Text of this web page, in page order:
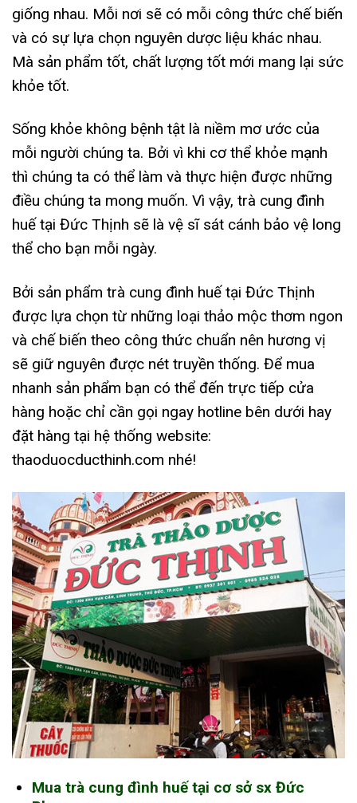
giống nhau. Mỗi nơi sẽ có mỗi công thức chế biến
và có sự lựa chọn nguyên dược liệu khác nhau.
Mà sản phẩm tốt, chất lượng tốt mới mang lại sức
khỏe tốt.
Sống khỏe không bệnh tật là niềm mơ ước của
mỗi người chúng ta. Bởi vì khi cơ thể khỏe mạnh
thì chúng ta có thể làm và thực hiện được những
điều chúng ta mong muốn. Vì vậy, trà cung đình
huế tại Đức Thịnh sẽ là vệ sĩ sát cánh bảo vệ long
thể cho bạn mỗi ngày.
Bởi sản phẩm trà cung đình huế tại Đức Thịnh
được lựa chọn từ những loại thảo mộc thơm ngon
và chế biến theo công thức chuẩn nên hương vị
sẽ giữ nguyên được nét truyền thống. Để mua
nhanh sản phẩm bạn có thể đến trực tiếp cửa
hàng hoặc chỉ cần gọi ngay hotline bên dưới hay
đặt hàng tại hệ thống website:
thaoduocducthinh.com nhé!
Mua trà cung đình huế tại cơ sở sx Đức